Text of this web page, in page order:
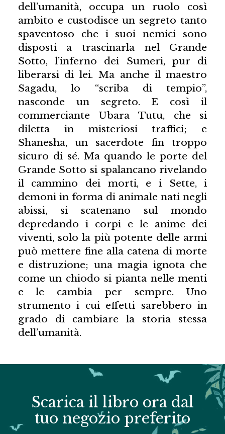
dell’umanità, occupa un ruolo così
ambito e custodisce un segreto tanto
spaventoso che i suoi nemici sono
disposti a trascinarla nel Grande
Sotto, l’inferno dei Sumeri, pur di
liberarsi di lei. Ma anche il maestro
Sagadu, lo “scriba di tempio”,
nasconde un segreto. E così il
commerciante Ubara Tutu, che si
diletta in misteriosi traffici; e
Shanesha, un sacerdote fin troppo
sicuro di sé. Ma quando le porte del
Grande Sotto si spalancano rivelando
il cammino dei morti, e i Sette, i
demoni in forma di animale nati negli
abissi, si scatenano sul mondo
depredando i corpi e le anime dei
viventi, solo la più potente delle armi
può mettere fine alla catena di morte
e distruzione; una magia ignota che
come un chiodo si pianta nelle menti
e le cambia per sempre. Uno
strumento i cui effetti sarebbero in
grado di cambiare la storia stessa
dell’umanità.
Scarica il libro ora dal
tuo negozio preferito